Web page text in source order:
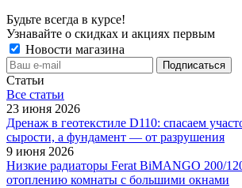
Будьте всегда в курсе!
Узнавайте о скидках и акциях первым
Новости магазина
Статьи
Все cтатьи
23 июня 2026
Дренаж в геотекстиле D110: спасаем
сырости, а фундамент — от разрушения
9 июня 2026
Низкие радиаторы Ferat BiMANGO 200/
отоплению комнаты с большими окнами